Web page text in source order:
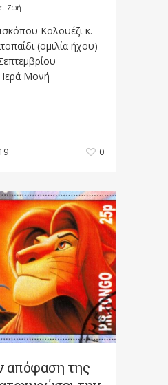
Ζωή
Κολουέζι κ.
(ομιλία ήχου)
Ιερά Μονή
0
απόφαση της